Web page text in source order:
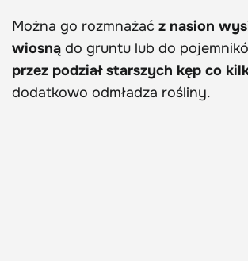
Można go rozmnażać z nasion
wiosną do gruntu lub do
przez podział starszych kęp co
dodatkowo odmładza rośliny.